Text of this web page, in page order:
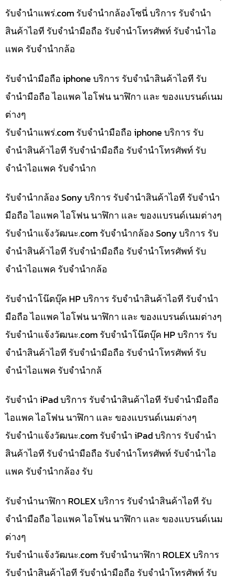
รับจํานําแพร่.com รับจำนำกล้องโซนี่ บริการ รับจำนำ
สินค้าไอที รับจำนำมือถือ รับจำนำโทรศัพท์ รับจำนำไอ
แพค รับจำนำกล้อ
รับจำนำมือถือ iphone บริการ รับจำนำสินค้าไอที รับ
จำนำมือถือ ไอแพค ไอโฟน นาฬิกา และ ของแบรนด์เนม
ต่างๆ
รับจํานําแพร่.com รับจำนำมือถือ iphone บริการ รับ
จำนำสินค้าไอที รับจำนำมือถือ รับจำนำโทรศัพท์ รับ
จำนำไอแพค รับจำนำก
รับจำนำกล้อง Sony บริการ รับจำนำสินค้าไอที รับจำนำ
มือถือ ไอแพค ไอโฟน นาฬิกา และ ของแบรนด์เนมต่างๆ
รับจํานําแจ้งวัฒนะ.com รับจำนำกล้อง Sony บริการ รับ
จำนำสินค้าไอที รับจำนำมือถือ รับจำนำโทรศัพท์ รับ
จำนำไอแพค รับจำนำกล้อ
รับจำนำโน๊ตบุ๊ค HP บริการ รับจำนำสินค้าไอที รับจำนำ
มือถือ ไอแพค ไอโฟน นาฬิกา และ ของแบรนด์เนมต่างๆ
รับจํานําแจ้งวัฒนะ.com รับจำนำโน๊ตบุ๊ค HP บริการ รับ
จำนำสินค้าไอที รับจำนำมือถือ รับจำนำโทรศัพท์ รับ
จำนำไอแพค รับจำนำกล้
รับจำนำ iPad บริการ รับจำนำสินค้าไอที รับจำนำมือถือ
ไอแพค ไอโฟน นาฬิกา และ ของแบรนด์เนมต่างๆ
รับจํานําแจ้งวัฒนะ.com รับจำนำ iPad บริการ รับจำนำ
สินค้าไอที รับจำนำมือถือ รับจำนำโทรศัพท์ รับจำนำไอ
แพค รับจำนำกล้อง รับ
รับจำนำนาฬิกา ROLEX บริการ รับจำนำสินค้าไอที รับ
จำนำมือถือ ไอแพค ไอโฟน นาฬิกา และ ของแบรนด์เนม
ต่างๆ
รับจํานําแจ้งวัฒนะ.com รับจำนำนาฬิกา ROLEX บริการ
รับจำนำสินค้าไอที รับจำนำมือถือ รับจำนำโทรศัพท์ รับ